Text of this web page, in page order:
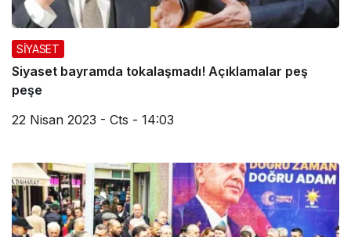
SİYASET
Siyaset bayramda tokalaşmadı! Açıklamalar peş
peşe
22 Nisan 2023 - Cts - 14:03